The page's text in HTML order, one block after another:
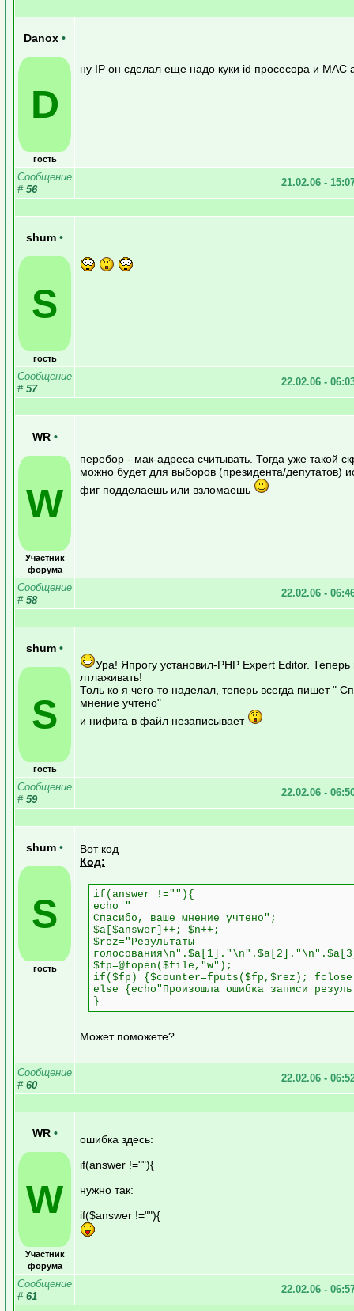
Danox •
D
гость
ну IP он сделал еще надо куки id просесора и MAC
Сообщение
# 56
21.02.06 -
shum •
S
гость
Сообщение
# 57
22.02.06 -
WR •
W
Участник
форума
перебор - мак-адреса считывать. Тогда уже такой
можно будет для выборов (президента/депутатов)
фиг подделаешь или взломаешь
Сообщение
# 58
22.02.06 -
shum •
S
гость
Ура! Япрогу установил-PHP Expert Editor.
лтлаживать!
Толь ко я чего-то наделал, теперь всегда пишет "
мнение учтено"
и нифига в файл незаписывает
Сообщение
# 59
22.02.06 -
shum •
S
гость
Вот код
Код:
if(answer !=""){
echo "
Спасибо, ваше мнение учтено";
$a[$answer]++; $n++;
$rez="Результаты
$fp=@fopen($file,"w");
if($fp) {$counter=fputs($fp,$rez);
else {echo"Произошла ошибка записи
}
Может поможете?
Сообщение
# 60
22.02.06 -
WR •
W
Участник
форума
ошибка здесь:
if(answer !=""){
нужно так:
if($answer !=""){
Сообщение
# 61
22.02.06 -